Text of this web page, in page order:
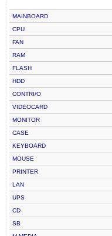
MAINBOARD
CPU
FAN
RAM
FLASH
HDD
CONTRI/O
VIDEOCARD
MONITOR
CASE
KEYBOARD
MOUSE
PRINTER
LAN
UPS
CD
SB